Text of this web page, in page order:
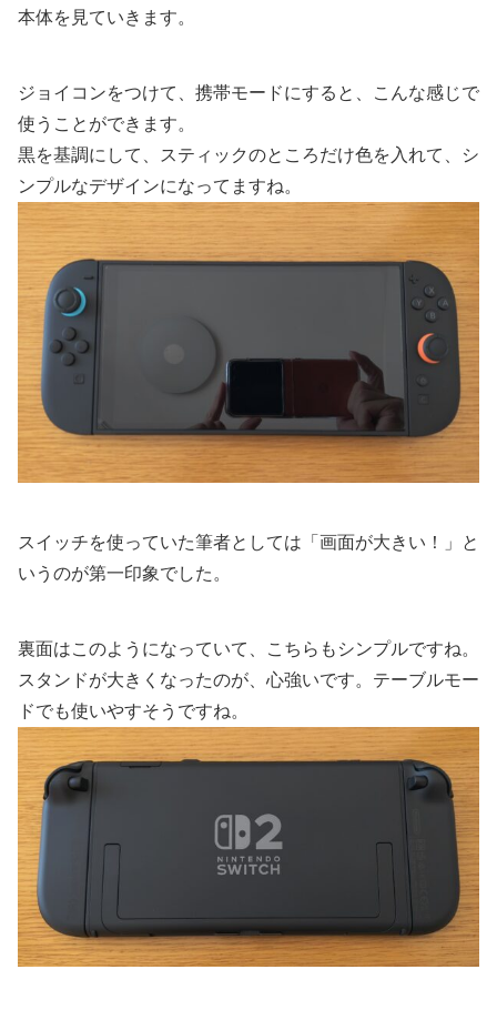
本体を見ていきます。
ジョイコンをつけて、携帯モードにすると、こんな感じで
使うことができます。
黒を基調にして、スティックのところだけ色を入れて、シ
ンプルなデザインになってますね。
スイッチを使っていた筆者としては「画面が大きい！」と
いうのが第一印象でした。
裏面はこのようになっていて、こちらもシンプルですね。
スタンドが大きくなったのが、心強いです。テーブルモー
ドでも使いやすそうですね。